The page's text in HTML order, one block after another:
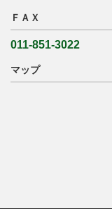
ＦＡＸ
011-851-3022
マップ